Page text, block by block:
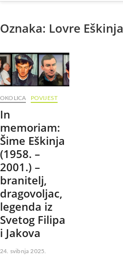
Oznaka: Lovre Eškinja
OKOLICA POVIJEST
In
memoriam:
Šime Eškinja
(1958. –
2001.) –
branitelj,
dragovoljac,
legenda iz
Svetog Filipa
i Jakova
24. svibnja 2025.